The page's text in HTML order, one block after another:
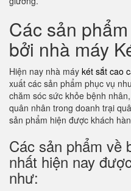
Các sản
bởi nhà máy
Hiện nay nhà máy két sắt cao
xuất các sản phẩm phục vụ
chăm sóc sức khỏe bệnh
quân nhân trong doanh trại
sản phẩm hiện được khách
Các sản phẩm về
nhất hiện nay
như: